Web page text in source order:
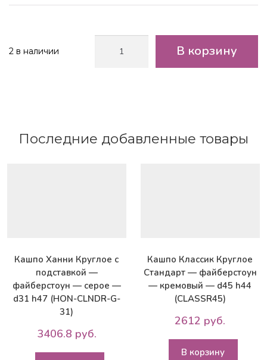
2 в наличии
товара
серебро
В корзину
Последние добавленные товары
Кашпо Ханни Круглое с
подставкой —
файберстоун — серое —
d31 h47 (HON-CLNDR-G-
31)
3406.8 руб.
Кашпо Классик Круглое
Стандарт — файберстоун
— кремовый — d45 h44
(CLASSR45)
2612 руб.
В корзину